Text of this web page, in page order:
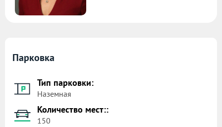
Парковка
Тип парковки:
Наземная
Количество мест::
150